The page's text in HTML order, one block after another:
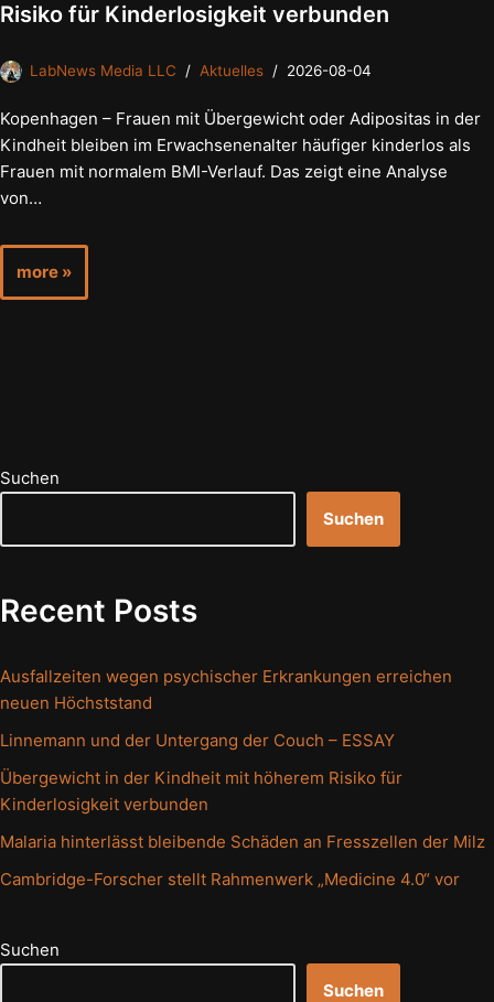
Risiko für Kinderlosigkeit verbunden
LabNews Media LLC Aktuelles 2026-08-04
Kopenhagen – Frauen mit Übergewicht oder Adipositas in der
Kindheit bleiben im Erwachsenenalter häufiger kinderlos als
Frauen mit normalem BMI-Verlauf. Das zeigt eine Analyse
von…
more »
Suchen
Suchen
Recent Posts
Ausfallzeiten wegen psychischer Erkrankungen erreichen
neuen Höchststand
Linnemann und der Untergang der Couch – ESSAY
Übergewicht in der Kindheit mit höherem Risiko für
Kinderlosigkeit verbunden
Malaria hinterlässt bleibende Schäden an Fresszellen der Milz
Cambridge-Forscher stellt Rahmenwerk „Medicine 4.0“ vor
Suchen
Suchen